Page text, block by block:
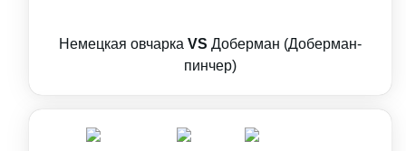
Немецкая овчарка VS Доберман (Доберман-
пинчер)